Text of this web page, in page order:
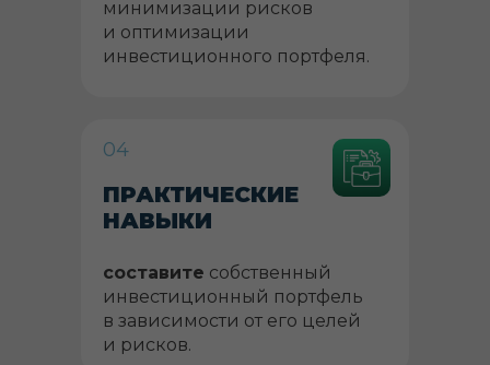
минимизации рисков
и оптимизации
инвестиционного портфеля.
04
составите собственный
инвестиционный портфель
в зависимости от его целей
и рисков.
ПРАКТИЧЕСКИЕ
НАВЫКИ